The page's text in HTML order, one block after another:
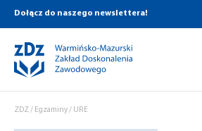
Dołącz do naszego newslettera!
ZDZ/ Egzaminy/ URE